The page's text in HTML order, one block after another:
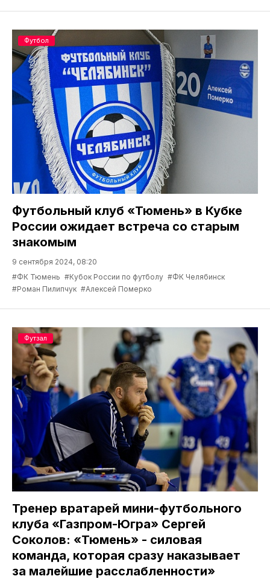
Футбольный клуб «Тюмень» в Кубке
России ожидает встреча со старым
знакомым
9 сентября 2024, 08:20
#ФК Тюмень #Кубок России по футболу #ФК Челябинск
#Роман Пилипчук #Алексей Померко
Футбол
Тренер вратарей мини-футбольного
клуба «Газпром-Югра» Сергей
Соколов: «Тюмень» - силовая
команда, которая сразу наказывает
за малейшие расслабленности»
Футзал